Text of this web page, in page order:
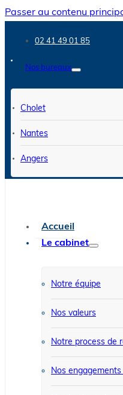
Passer au contenu
02 41 49 01 85
Nos bureaux
Cholet
Nantes
Angers
Accueil
Le cabinet
Notre équipe
Nos valeurs
Notre process de
Nos engagements